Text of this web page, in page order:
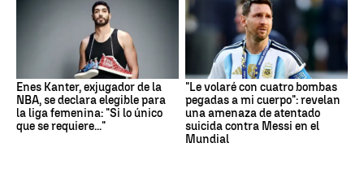
Enes Kanter, exjugador de la
NBA, se declara elegible para
la liga femenina: "Si lo único
que se requiere..."
"Le volaré con cuatro bombas
pegadas a mi cuerpo": revelan
una amenaza de atentado
suicida contra Messi en el
Mundial